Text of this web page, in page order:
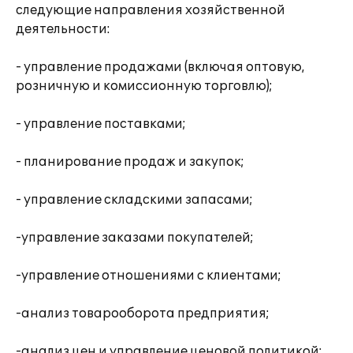
следующие направления хозяйственной
деятельности:
- управление продажами (включая оптовую,
розничную и комиссионную торговлю);
- управление поставками;
- планирование продаж и закупок;
- управление складскими запасами;
-управление заказами покупателей;
-управление отношениями с клиентами;
-анализ товарооборота предприятия;